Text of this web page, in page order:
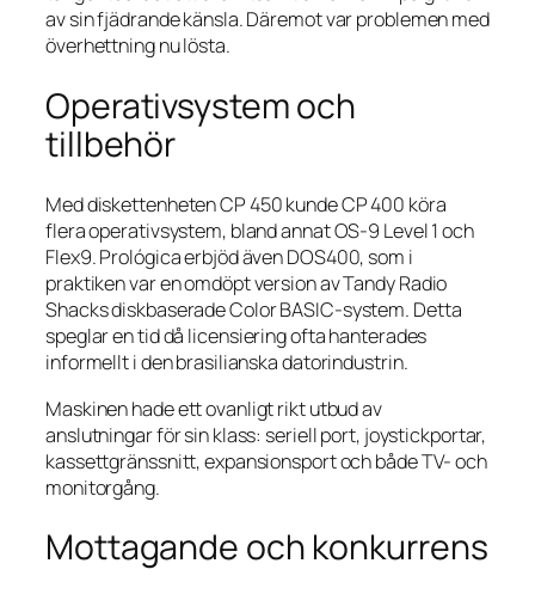
av sin fjädrande känsla. Däremot var problemen med
överhettning nu lösta.
Operativsystem och
tillbehör
Med diskettenheten CP 450 kunde CP 400 köra
flera operativsystem, bland annat OS-9 Level 1 och
Flex9. Prológica erbjöd även DOS400, som i
praktiken var en omdöpt version av Tandy Radio
Shacks diskbaserade Color BASIC-system. Detta
speglar en tid då licensiering ofta hanterades
informellt i den brasilianska datorindustrin.
Maskinen hade ett ovanligt rikt utbud av
anslutningar för sin klass: seriell port, joystickportar,
kassettgränssnitt, expansionsport och både TV- och
monitorgång.
Mottagande och konkurrens